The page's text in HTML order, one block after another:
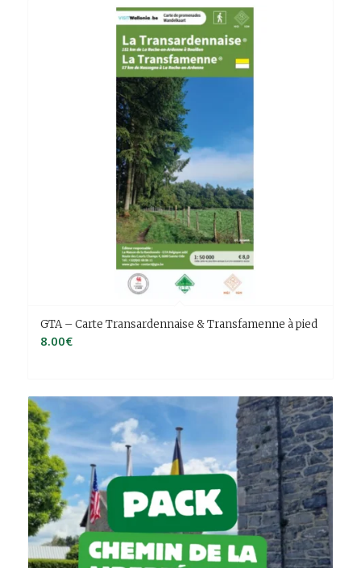
GTA – Carte Transardennaise & Transfamenne à pied
8.00€